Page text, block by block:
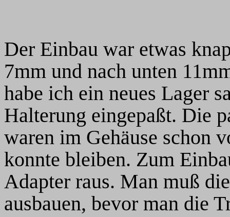
Der Einbau war etwas
7mm und nach unten
habe ich ein neues Lager
Halterung eingepaßt. Die
waren im Gehäuse schon
konnte bleiben. Zum
Adapter raus. Man muß
ausbauen, bevor man die